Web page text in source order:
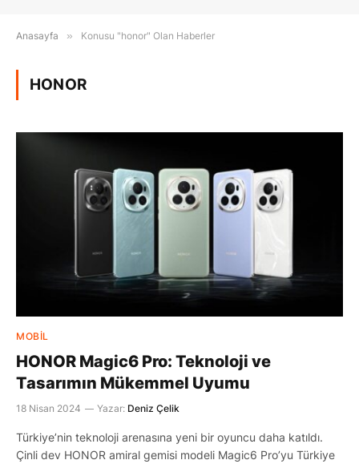
Anasayfa » Konusu "honor" Olan Haberler
HONOR
MOBIL
HONOR Magic6 Pro: Teknoloji ve
Tasarımın Mükemmel Uyumu
18 Nisan 2024 Yazar: Deniz Çelik
Türkiye’nin teknoloji arenasına yeni bir oyuncu daha katıldı.
Çinli dev HONOR amiral gemisi modeli Magic6 Pro’yu Türkiye